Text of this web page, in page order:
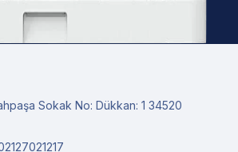
Sokak No: Dükkan: 1 34520